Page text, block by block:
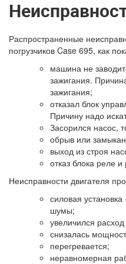
Распространенные
погрузчиков Case 695, как
машина не
зажигания.
зажигания;
отказал блок
Причину надо
Засорился насос,
обрыв или
выход из строя
отказ блока реле и
Неисправности двигателя
силовая
шумы;
увеличился
снизалась
перегревается;
неравномерная